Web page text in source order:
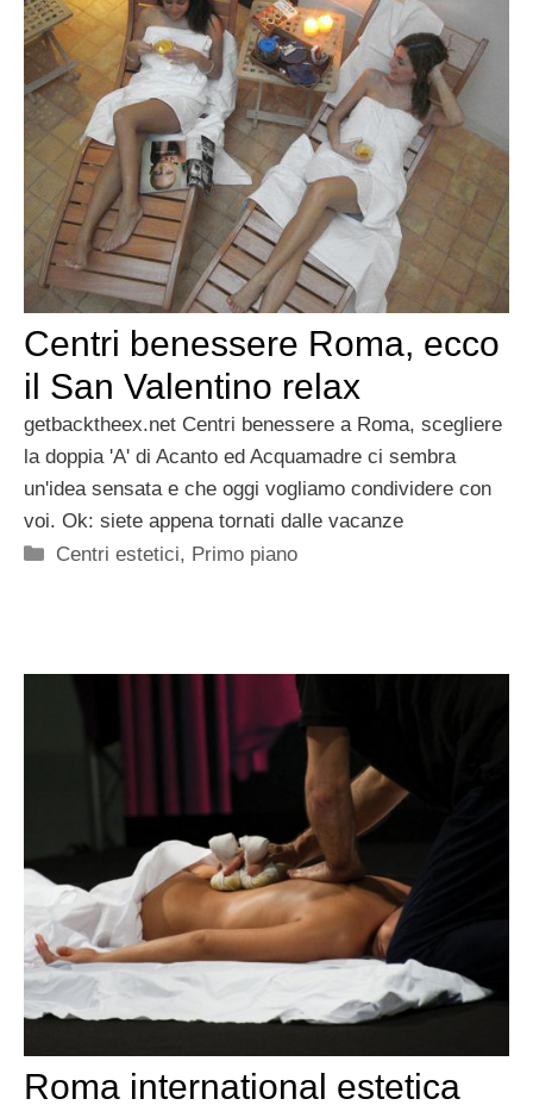
Centri benessere Roma, ecco
il San Valentino relax
getbacktheex.net Centri benessere a Roma, scegliere
la doppia 'A' di Acanto ed Acquamadre ci sembra
un'idea sensata e che oggi vogliamo condividere con
voi. Ok: siete appena tornati dalle vacanze
Categorie
Centri estetici, Primo piano
Roma international estetica